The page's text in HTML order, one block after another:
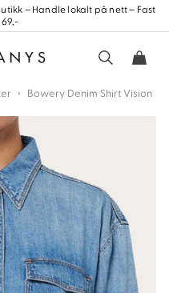
– Handle lokalt på nett – Fast
› Bowery Denim Shirt Vision